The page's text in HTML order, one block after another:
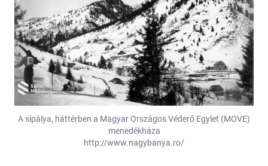
A sípálya, háttérben a Magyar Országos Véderő Egylet (MOVE)
menedékháza
http://www.nagybanya.ro/